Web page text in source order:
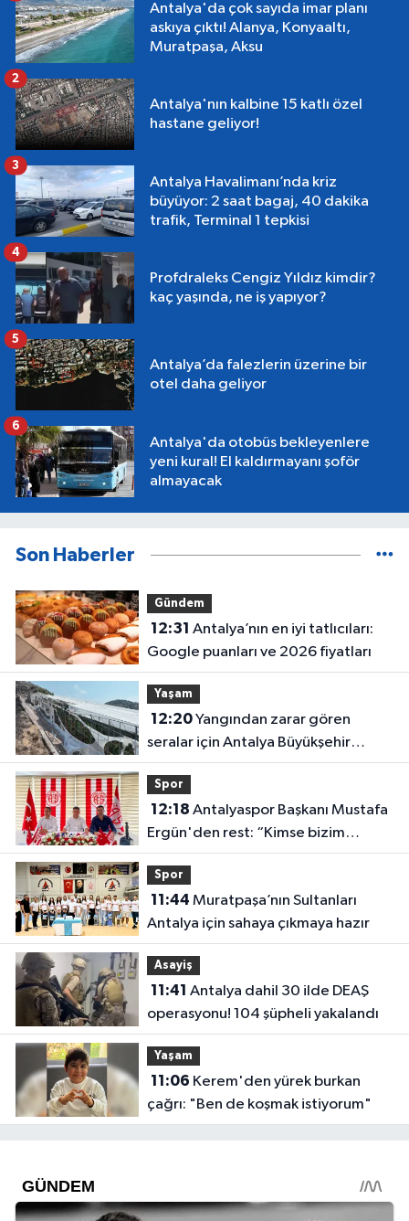
Antalya'da çok sayıda imar planı
askıya çıktı! Alanya, Konyaaltı,
Muratpaşa, Aksu
Antalya'nın kalbine 15 katlı özel
hastane geliyor!
2
Antalya Havalimanı’nda kriz
büyüyor: 2 saat bagaj, 40 dakika
trafik, Terminal 1 tepkisi
3
Profdraleks Cengiz Yıldız kimdir?
kaç yaşında, ne iş yapıyor?
4
Antalya’da falezlerin üzerine bir
otel daha geliyor
5
Antalya'da otobüs bekleyenlere
yeni kural! El kaldırmayanı şoför
almayacak
6
Son Haberler
Gündem
12:31
Google puanları ve 2026 fiyatları
Yaşam
12:20Yangından zarar gören
seralar için Antalya Büyükşehir
harekete geçti
Spor
12:18
Ergün'den rest: “Kimse bizim
onayımız olmadan gidemez”
Spor
11:44
Antalya için sahaya çıkmaya hazır
Asayiş
11:41
operasyonu! 104 şüpheli yakalandı
Yaşam
11:06
çağrı: "Ben de koşmak istiyorum"